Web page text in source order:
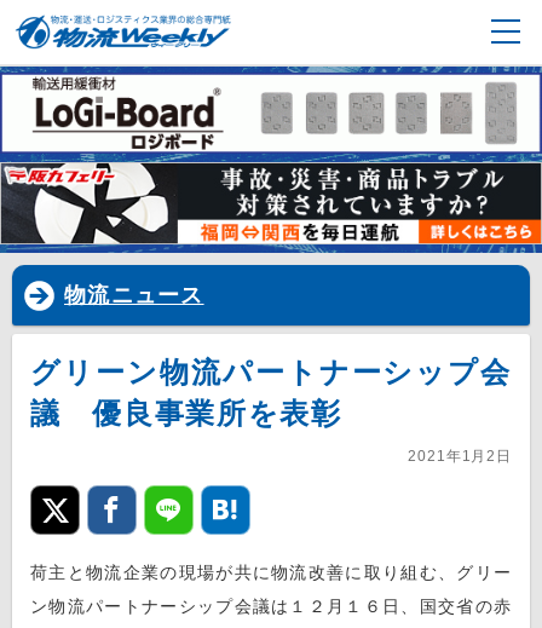
物流ニュース
グリーン物流パートナーシップ会
議 優良事業所を表彰
2021年1月2日
荷主と物流企業の現場が共に物流改善に取り組む、グリー
ン物流パートナーシップ会議は１２月１６日、国交省の赤